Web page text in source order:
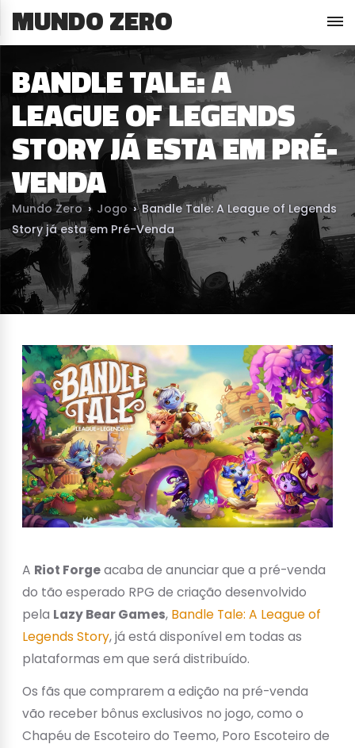
MUNDO ZERO
BANDLE TALE: A
LEAGUE OF LEGENDS
STORY JÁ ESTA EM PRÉ-
VENDA
Mundo Zero › Jogo › Bandle Tale: A League of Legends
Story já esta em Pré-Venda
A Riot Forgeacaba de anunciar que a pré-venda
do tão esperado RPG de criação desenvolvido
pela Lazy Bear Games, Bandle Tale: A League of
Legends Story, já está disponível em todas as
plataformas em que será distribuído.
Os fãs que comprarem a edição na pré-venda
vão receber bônus exclusivos no jogo, como o
Chapéu de Escoteiro do Teemo, Poro Escoteiro de